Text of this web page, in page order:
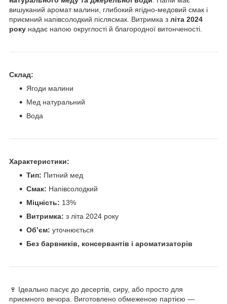
вишуканий аромат малини, глибокий ягідно-медовий смак і
приємний напівсолодкий післясмак. Витримка з літа 2024
року надає напою округлості й благородної витонченості.
Склад:
Ягоди малини
Мед натуральний
Вода
Характеристики:
Тип: Питний мед
Смак: Напівсолодкий
Міцність: 13%
Витримка: з літа 2024 року
Об’єм: уточнюється
Без барвників, консервантів і ароматизаторів
🍷 Ідеально пасує до десертів, сиру, або просто для
приємного вечора. Виготовлено обмеженою партією —